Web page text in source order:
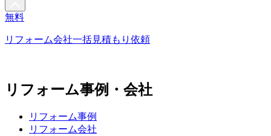
無料
リフォーム会社一括見積もり依頼
リフォーム事例・会社
リフォーム事例
リフォーム会社